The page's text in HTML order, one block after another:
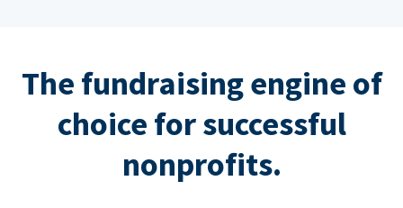
The fundraising engine of
choice for successful
nonprofits.